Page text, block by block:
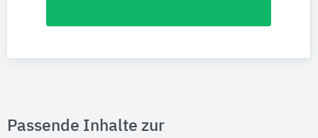
Passende Inhalte zur